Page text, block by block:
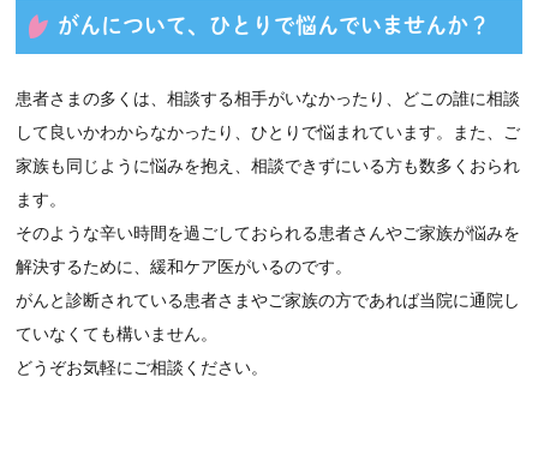
がんについて、ひとりで悩んでいませんか？
患者さまの多くは、相談する相手がいなかったり、どこの誰に相談
して良いかわからなかったり、ひとりで悩まれています。また、ご
家族も同じように悩みを抱え、相談できずにいる方も数多くおられ
ます。
そのような辛い時間を過ごしておられる患者さんやご家族が悩みを
解決するために、緩和ケア医がいるのです。
がんと診断されている患者さまやご家族の方であれば当院に通院し
ていなくても構いません。
どうぞお気軽にご相談ください。